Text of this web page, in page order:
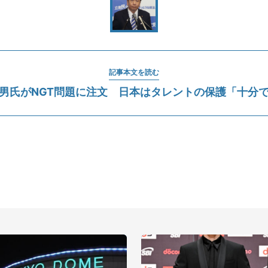
記事本文を読む
氏がNGT問題に注文 日本はタレントの保護「十分